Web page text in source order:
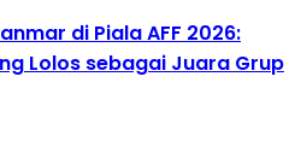
di Piala AFF 2026:
Lolos sebagai Juara Grup